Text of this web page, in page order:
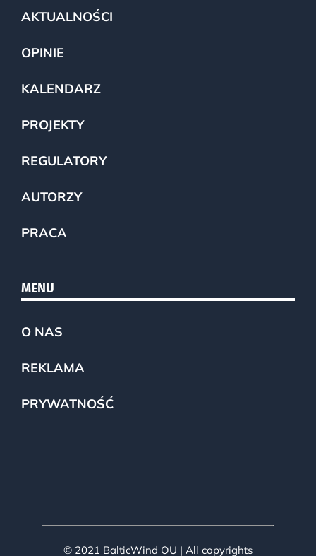
AKTUALNOŚCI
OPINIE
KALENDARZ
PROJEKTY
REGULATORY
AUTORZY
PRACA
MENU
O NAS
REKLAMA
PRYWATNOŚĆ
© 2021 BalticWind OU | All copyrights